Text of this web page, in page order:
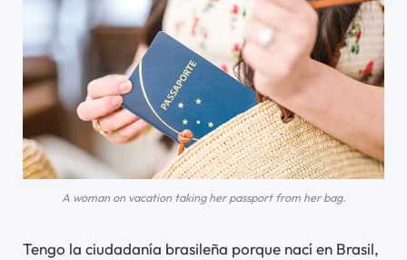
A woman on vacation taking her passport from her bag.
Tengo la ciudadanía brasileña porque nací en Brasil,